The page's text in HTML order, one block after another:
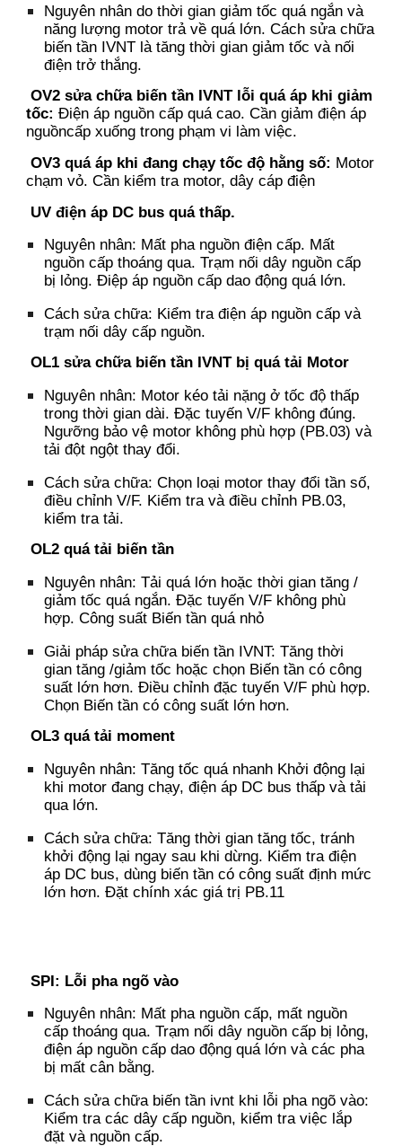
Nguyên nhân do thời gian giảm tốc quá ngắn và
năng lượng motor trả về quá lớn.Cách sửa chữa
biến tần IVNT là tăng thời gian giảm tốc và nối
điện trở thắng.
OV2 sửa chữa biến tần IVNT lỗi quá áp khi giảm
tốc:Điện áp nguồn cấp quá cao. Cần giảm điện áp
nguồncấp xuống trong phạm vi làm việc.
OV3quá áp khi đang chạy tốc độ hằng số: Motor
chạm vỏ. Cần kiểm tra motor, dây cáp điện
UV điện áp DC bus quá thấp.
Nguyên nhân: Mất pha nguồn điện cấp. Mất
nguồn cấp thoáng qua. Trạm nối dây nguồn cấp
bị lỏng. Điệp áp nguồn cấp dao động quá lớn.
Cách sửa chữa: Kiểm tra điện áp nguồn cấp và
trạm nối dây cấp nguồn.
OL1 sửa chữa biến tần IVNT bị quá tải Motor
Nguyên nhân: Motor kéo tải nặng ở tốc độ thấp
trong thời gian dài. Đặc tuyến V/F không đúng.
Ngưỡng bảo vệ motor không phù hợp (PB.03) và
tải đột ngột thay đổi.
Cách sửa chữa: Chọn loại motor thay đổi tần số,
điều chỉnh V/F. Kiểm tra và điều chỉnh PB.03,
kiểm tra tải.
OL2 quá tải biến tần
Nguyên nhân: Tải quá lớn hoặc thời gian tăng /
giảm tốc quá ngắn. Đặc tuyến V/F không phù
hợp. Công suất Biến tần quá nhỏ
Giải pháp sửa chữa biến tần IVNT: Tăng thời
gian tăng /giảm tốc hoặc chọn Biến tần có công
suất lớn hơn. Điều chỉnh đặc tuyến V/F phù hợp.
Chọn Biến tần có công suất lớn hơn.
OL3 quá tải moment
Nguyên nhân: Tăng tốc quá nhanh Khởi động lại
khi motor đang chạy, điện áp DC bus thấp và tải
qua lớn.
Cách sửa chữa: Tăng thời gian tăng tốc, tránh
khởi động lại ngay sau khi dừng. Kiểm tra điện
áp DC bus, dùng biến tần có công suất định mức
lớn hơn. Đặt chính xác giá trị PB.11
SPI: Lỗi pha ngõ vào
Nguyên nhân: Mất pha nguồn cấp, mất nguồn
cấp thoáng qua. Trạm nối dây nguồn cấp bị lỏng,
điện áp nguồn cấp dao động quá lớn và các pha
bị mất cân bằng.
Cách sửa chữa biến tần ivnt khi lỗi pha ngõ vào:
Kiểm tra các dây cấp nguồn, kiểm tra việc lắp
đặt và nguồn cấp.